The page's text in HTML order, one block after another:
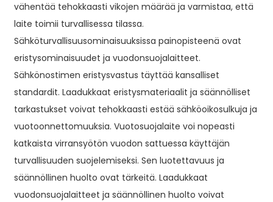
vähentää tehokkaasti vikojen määrää ja varmistaa, että
laite toimii turvallisessa tilassa.
Sähköturvallisuusominaisuuksissa painopisteenä ovat
eristysominaisuudet ja vuodonsuojalaitteet.
Sähkönostimen eristysvastus täyttää kansalliset
standardit. Laadukkaat eristysmateriaalit ja säännölliset
tarkastukset voivat tehokkaasti estää sähköoikosulkuja ja
vuotoonnettomuuksia. Vuotosuojalaite voi nopeasti
katkaista virransyötön vuodon sattuessa käyttäjän
turvallisuuden suojelemiseksi. Sen luotettavuus ja
säännöllinen huolto ovat tärkeitä. Laadukkaat
vuodonsuojalaitteet ja säännöllinen huolto voivat